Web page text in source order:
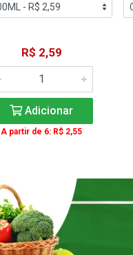
R$ 2,59
Adicionar
A partir de 6: R$ 2,55